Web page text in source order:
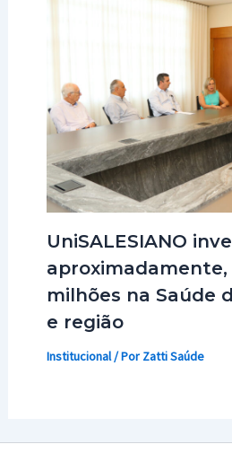
UniSALESIANO
aproximadamente,
milhões na Saúde
e região
Institucional/ PorZatti Saúde